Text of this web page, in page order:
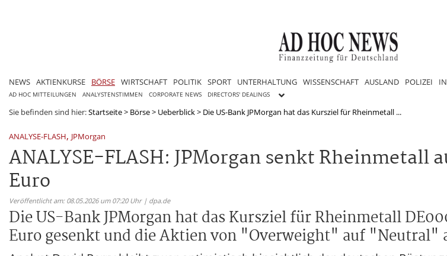
NEWS AKTIENKURSE BÖRSE WIRTSCHAFT POLITIK SPORT UNTERHALTUNG WISSENSCHAFT AUSLAND POLIZEI
AD HOC MITTEILUNGEN ANALYSTENSTIMMEN CORPORATE NEWS DIRECTORS' DEALINGS
Sie befinden sind hier:Startseite> Börse> Ueberblick> Die US-Bank JPMorgan hat das Kursziel für Rheinmetall ...
ANALYSE-FLASH, JPMorgan
ANALYSE-FLASH: JPMorgan senkt Rheinmetall
Euro
Veröffentlicht am: 08.05.2026 um 07:20 Uhr | dpa.de
Die US-Bank JPMorgan hat das Kursziel für Rheinmetall
Euro gesenkt und die Aktien von "Overweight" auf "Neutral"